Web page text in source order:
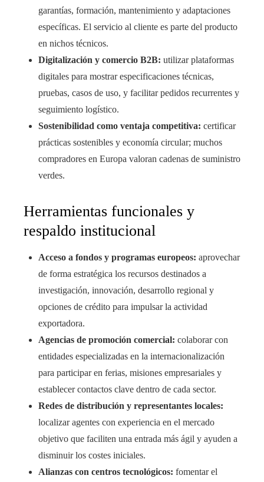
garantías, formación, mantenimiento y adaptaciones
específicas. El servicio al cliente es parte del producto
en nichos técnicos.
Digitalización y comercio B2B: utilizar plataformas
digitales para mostrar especificaciones técnicas,
pruebas, casos de uso, y facilitar pedidos recurrentes y
seguimiento logístico.
Sostenibilidad como ventaja competitiva: certificar
prácticas sostenibles y economía circular; muchos
compradores en Europa valoran cadenas de suministro
verdes.
Herramientas funcionales y
respaldo institucional
Acceso a fondos y programas europeos: aprovechar
de forma estratégica los recursos destinados a
investigación, innovación, desarrollo regional y
opciones de crédito para impulsar la actividad
exportadora.
Agencias de promoción comercial: colaborar con
entidades especializadas en la internacionalización
para participar en ferias, misiones empresariales y
establecer contactos clave dentro de cada sector.
Redes de distribución y representantes locales:
localizar agentes con experiencia en el mercado
objetivo que faciliten una entrada más ágil y ayuden a
disminuir los costes iniciales.
Alianzas con centros tecnológicos: fomentar el